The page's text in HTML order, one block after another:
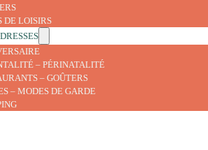
DE LOISIRS
– PÉRINATALITÉ
– GOÛTERS
– MODES DE GARDE